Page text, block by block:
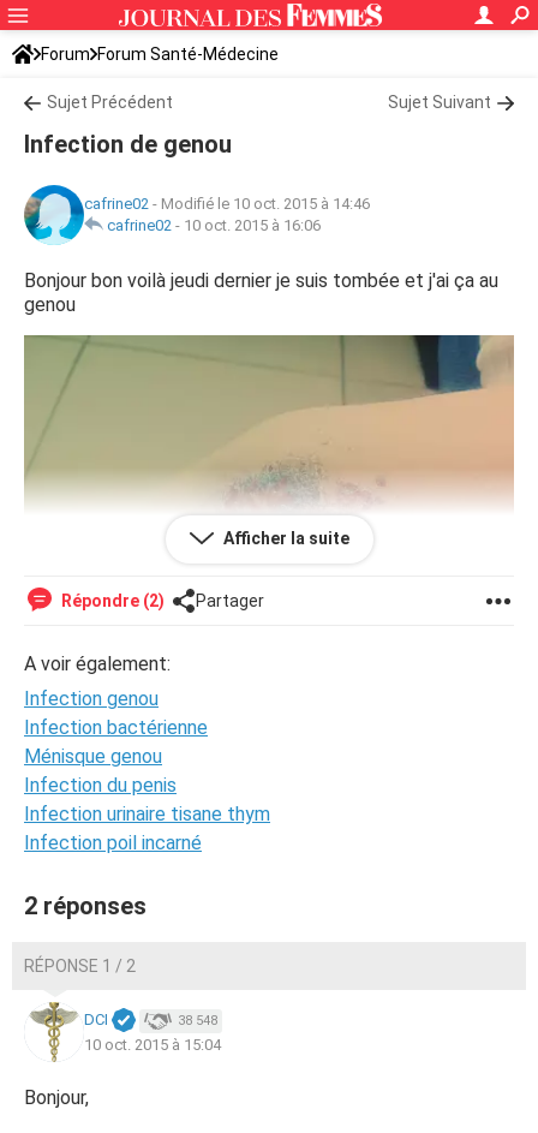
Forum Forum Santé-Médecine
Symptômes et maladies courantes
Sujet Précédent Sujet Suivant
Infection de genou
cafrine02 - Modifié le 10 oct. 2015 à 14:46
cafrine02 - 10 oct. 2015 à 16:06
Bonjour bon voilà jeudi dernier je suis tombée et j'ai ça au
genou
Ma mère trouve ça bizarre car ça suinte encore et j'ai du
mal a plier mon genou ou trop tendre ma jambe et jeudi
prochain j'ai cross donc je sais pas quoi faire bon bah voilà
j'espère avoir des réponses salut!
Afficher la suite
Répondre (2) Partager
A voir également:
Infection genou
Infection bactérienne
Ménisque genou
Infection du penis
Infection urinaire tisane thym
Infection poil incarné
2 réponses
RÉPONSE 1 / 2
DCI 38 548
10 oct. 2015 à 15:04
Bonjour,